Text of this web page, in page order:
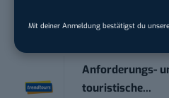
Mit deiner Anmeldung bestätigst du unsere
moveUP Media
Anforderungs-
touristische...